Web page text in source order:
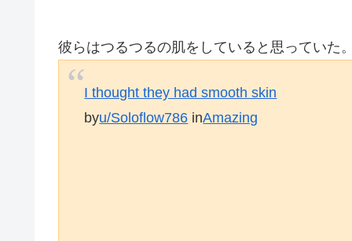
彼らはつるつるの肌をしていると思っていた。
I thought they had smooth skin
byu/Soloflow786 inAmazing